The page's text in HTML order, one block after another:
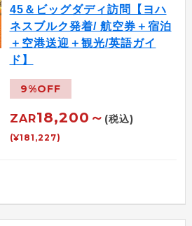
45＆ビッグダディ訪問【ヨハ
ネスブルク発着/ 航空券＋宿泊
＋空港送迎＋観光/英語ガイ
ド】
9%OFF
ZAR18,200～ (税込)
(¥181,227)